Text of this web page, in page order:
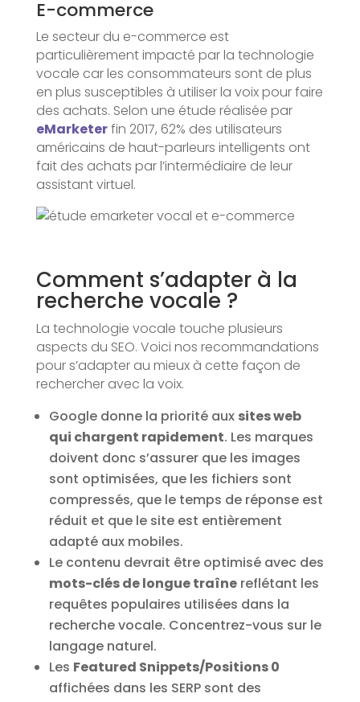
E-commerce
Le secteur du e-commerce est
particulièrement impacté par la technologie
vocale car les consommateurs sont de plus
en plus susceptibles à utiliser la voix pour faire
des achats. Selon une étude réalisée par
eMarketerfin 2017, 62% des utilisateurs
américains de haut-parleurs intelligents ont
fait des achats par l’intermédiaire de leur
assistant virtuel.
Comment s’adapter à la
recherche vocale ?
La technologie vocale touche plusieurs
aspects du SEO. Voici nos recommandations
pour s’adapter au mieux à cette façon de
rechercher avec la voix.
Google donne la priorité aux sites web
qui chargent rapidement. Les marques
doivent donc s’assurer que les images
sont optimisées, que les fichiers sont
compressés, que le temps de réponse est
réduit et que le site est entièrement
adapté aux mobiles.
Le contenu devrait être optimisé avec des
mots-clés de longue traînereflétant les
requêtes populaires utilisées dans la
recherche vocale. Concentrez-vous sur le
langage naturel.
Les Featured Snippets/Positions 0
affichées dans les SERP sont des